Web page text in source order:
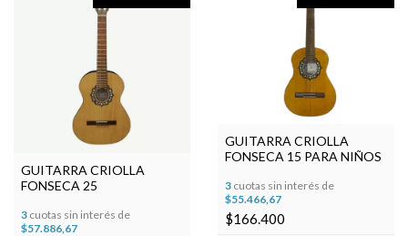
GUITARRA CRIOLLA
FONSECA 25
3 cuotas sin interés de
$57.886,67
GUITARRA CRIOLLA
FONSECA 15 PARA NIÑOS
3 cuotas sin interés de
$55.466,67
$166.400